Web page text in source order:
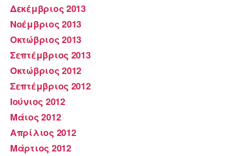
Δεκέμβριος 2013
Νοέμβριος 2013
Οκτώβριος 2013
Σεπτέμβριος 2013
Οκτώβριος 2012
Σεπτέμβριος 2012
Ιούνιος 2012
Μάιος 2012
Απρίλιος 2012
Μάρτιος 2012